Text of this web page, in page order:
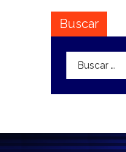
Buscar
Buscar: